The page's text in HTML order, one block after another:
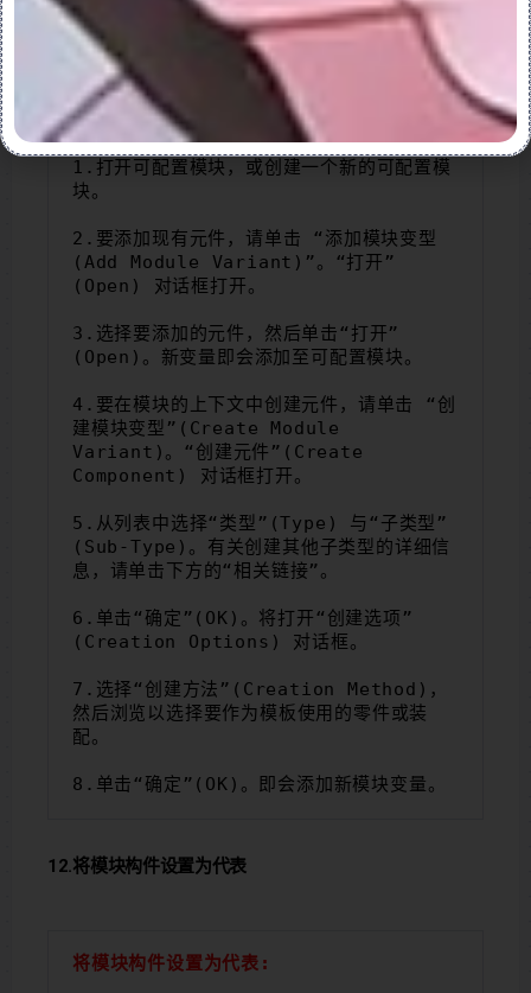
11.将模块变量添加至可配置模块
将模块变量添加至可配置模块:
1.打开可配置模块，或创建一个新的可配置模
块。
2.要添加现有元件，请单击 “添加模块变型
(Add Module Variant)”。“打开”
(Open) 对话框打开。
3.选择要添加的元件，然后单击“打开”
(Open)。新变量即会添加至可配置模块。
4.要在模块的上下文中创建元件，请单击 “创
建模块变型”(Create Module
Variant)。“创建元件”(Create
Component) 对话框打开。
5.从列表中选择“类型”(Type) 与“子类型”
(Sub-Type)。有关创建其他子类型的详细信
息，请单击下方的“相关链接”。
6.单击“确定”(OK)。将打开“创建选项”
(Creation Options) 对话框。
7.选择“创建方法”(Creation Method)，
然后浏览以选择要作为模板使用的零件或装
配。
8.单击“确定”(OK)。即会添加新模块变量。
12.将模块构件设置为代表
将模块构件设置为代表: